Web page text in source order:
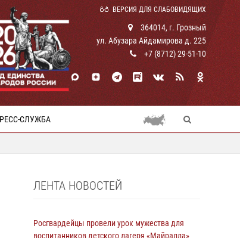
ВЕРСИЯ ДЛЯ СЛАБОВИДЯЩИХ
364014, г. Грозный
ул. Абузара Айдамирова д. 225
+7 (8712) 29-51-10
СЛУЖБА
ЛЕНТА НОВОСТЕЙ
Росгвардейцы провели урок мужества для
воспитанников детского лагеря «Майралла»